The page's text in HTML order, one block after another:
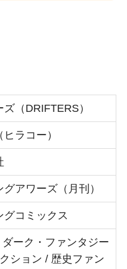
ズ（DRIFTERS）
ラコー）
アワーズ（月刊）
グコミックス
ーク・ファンタジー
ション / 歴史ファン